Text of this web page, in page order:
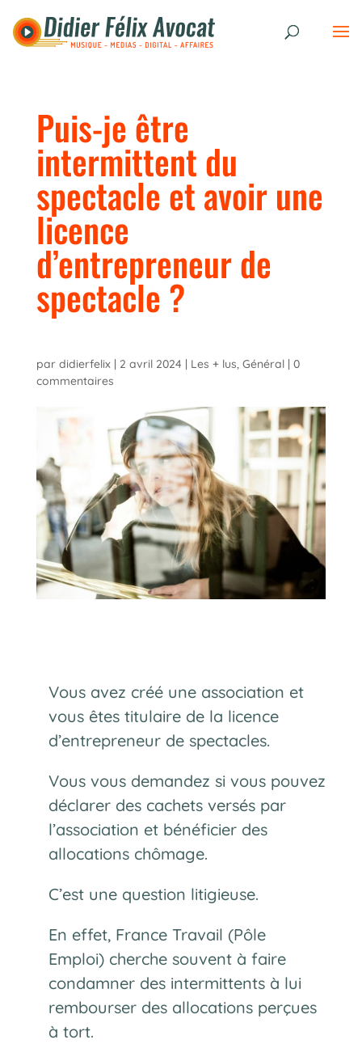
Puis-je être
intermittent du
spectacle et avoir une
licence
d’entrepreneur de
spectacle ?
par didierfelix| 2 avril 2024| Les + lus, Général| 0
commentaires
Vous avez créé une association et
vous êtes titulaire de la licence
d’entrepreneur de spectacles.
Vous vous demandez si vous pouvez
déclarer des cachets versés par
l’association et bénéficier des
allocations chômage.
C’est une question litigieuse.
En effet, France Travail (Pôle
Emploi) cherche souvent à faire
condamner des intermittents à lui
rembourser des allocations perçues
à tort.